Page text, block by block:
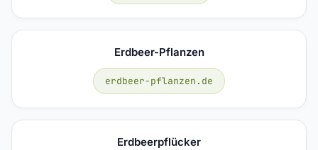
Erdbeer-Pflanzen
erdbeer-pflanzen.de
Erdbeerpflücker